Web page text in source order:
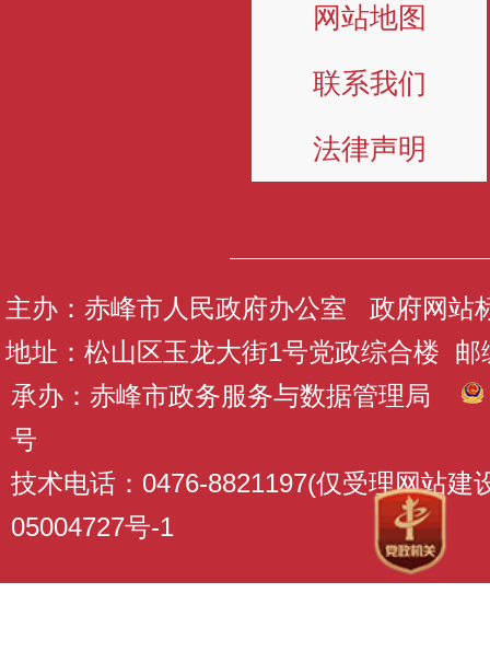
网站地图
联系我们
法律声明
主办：赤峰市人民政府办公室 政府网站
地址：松山区玉龙大街1号党政综合楼 邮
承办：赤峰市政务服务与数据管理局
号
技术电话：0476-8821197(仅受理网站建
05004727号-1